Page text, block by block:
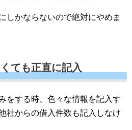
しかならないので絶対にやめま
ても正直に記入
をする時、色々な情報を記入す
社からの借入件数も記入しなけ